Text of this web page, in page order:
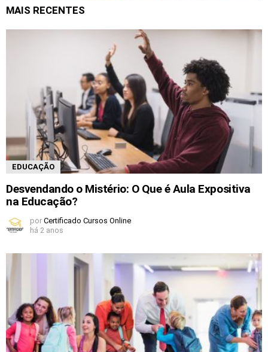
MAIS RECENTES
EDUCAÇÃO
Desvendando o Mistério: O Que é Aula Expositiva
na Educação?
por Certificado Cursos Online
há 2 anos